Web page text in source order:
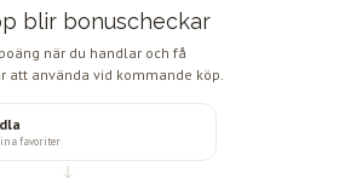
blir bonuscheckar
när du handlar och få
att använda vid kommande köp.
favoriter